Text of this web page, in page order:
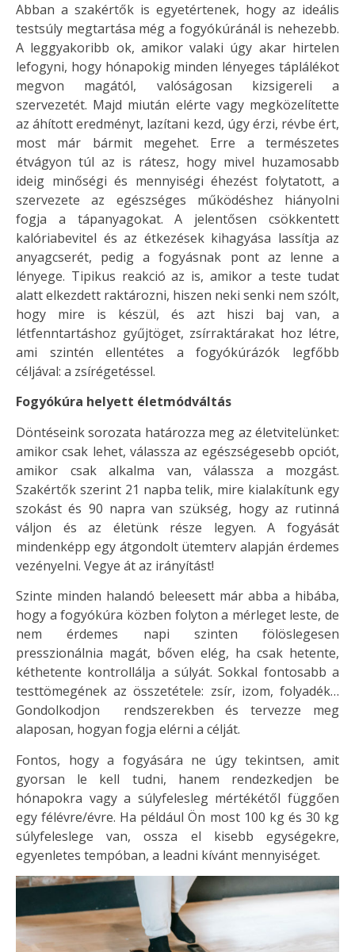
Abban a szakértők is egyetértenek, hogy az ideális
testsúly megtartása még a fogyókúránál is nehezebb.
A leggyakoribb ok, amikor valaki úgy akar hirtelen
lefogyni, hogy hónapokig minden lényeges táplálékot
megvon magától, valóságosan kizsigereli a
szervezetét. Majd miután elérte vagy megközelítette
az áhított eredményt, lazítani kezd, úgy érzi, révbe ért,
most már bármit megehet. Erre a természetes
étvágyon túl az is rátesz, hogy mivel huzamosabb
ideig minőségi és mennyiségi éhezést folytatott, a
szervezete az egészséges működéshez hiányolni
fogja a tápanyagokat. A jelentősen csökkentett
kalóriabevitel és az étkezések kihagyása lassítja az
anyagcserét, pedig a fogyásnak pont az lenne a
lényege. Tipikus reakció az is, amikor a teste tudat
alatt elkezdett raktározni, hiszen neki senki nem szólt,
hogy mire is készül, és azt hiszi baj van, a
létfenntartáshoz gyűjtöget, zsírraktárakat hoz létre,
ami szintén ellentétes a fogyókúrázók legfőbb
céljával: a zsírégetéssel.
Fogyókúra helyett életmódváltás
Döntéseink sorozata határozza meg az életvitelünket:
amikor csak lehet, válassza az egészségesebb opciót,
amikor csak alkalma van, válassza a mozgást.
Szakértők szerint 21 napba telik, mire kialakítunk egy
szokást és 90 napra van szükség, hogy az rutinná
váljon és az életünk része legyen. A fogyását
mindenképp egy átgondolt ütemterv alapján érdemes
vezényelni. Vegye át az irányítást!
Szinte minden halandó beleesett már abba a hibába,
hogy a fogyókúra közben folyton a mérleget leste, de
nem érdemes napi szinten fölöslegesen
presszionálnia magát, bőven elég, ha csak hetente,
kéthetente kontrollálja a súlyát. Sokkal fontosabb a
testtömegének az összetétele: zsír, izom, folyadék…
Gondolkodjon rendszerekben és tervezze meg
alaposan, hogyan fogja elérni a célját.
Fontos, hogy a fogyására ne úgy tekintsen, amit
gyorsan le kell tudni, hanem rendezkedjen be
hónapokra vagy a súlyfelesleg mértékétől függően
egy félévre/évre. Ha például Ön most 100 kg és 30 kg
súlyfeleslege van, ossza el kisebb egységekre,
egyenletes tempóban, a leadni kívánt mennyiséget.